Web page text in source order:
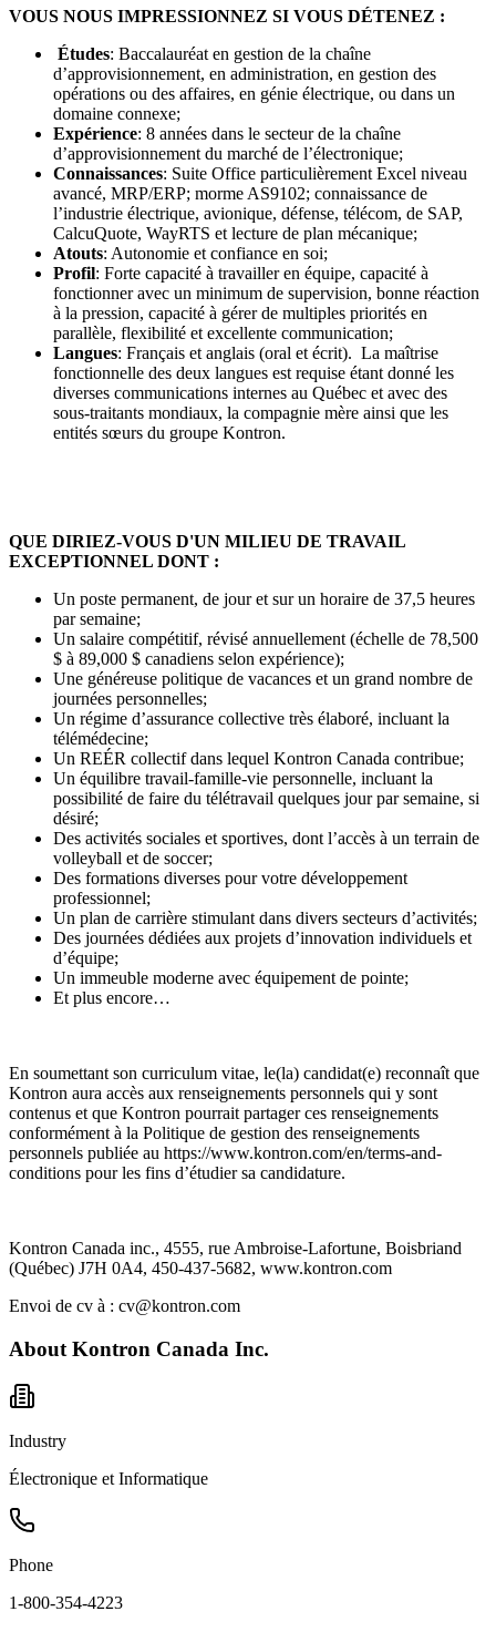
VOUS NOUS IMPRESSIONNEZ SI VOUS DÉTENEZ :
Études: Baccalauréat en gestion de la chaîne
d’approvisionnement, en administration, en gestion des
opérations ou des affaires, en génie électrique, ou dans un
domaine connexe;
Expérience: 8 années dans le secteur de la chaîne
d’approvisionnement du marché de l’électronique;
Connaissances: Suite Office particulièrement Excel niveau
avancé, MRP/ERP; morme AS9102; connaissance de
l’industrie électrique, avionique, défense, télécom, de SAP,
CalcuQuote, WayRTS et lecture de plan mécanique;
Atouts: Autonomie et confiance en soi;
Profil: Forte capacité à travailler en équipe, capacité à
fonctionner avec un minimum de supervision, bonne réaction
à la pression, capacité à gérer de multiples priorités en
parallèle, flexibilité et excellente communication;
Langues: Français et anglais (oral et écrit). La maîtrise
fonctionnelle des deux langues est requise étant donné les
diverses communications internes au Québec et avec des
sous-traitants mondiaux, la compagnie mère ainsi que les
entités sœurs du groupe Kontron.
QUE DIRIEZ-VOUS D'UN MILIEU DE TRAVAIL
EXCEPTIONNEL DONT :
Un poste permanent, de jour et sur un horaire de 37,5 heures
par semaine;
Un salaire compétitif, révisé annuellement (échelle de 78,500
$ à 89,000 $ canadiens selon expérience);
Une généreuse politique de vacances et un grand nombre de
journées personnelles;
Un régime d’assurance collective très élaboré, incluant la
télémédecine;
Un REÉR collectif dans lequel Kontron Canada contribue;
Un équilibre travail-famille-vie personnelle, incluant la
possibilité de faire du télétravail quelques jour par semaine, si
désiré;
Des activités sociales et sportives, dont l’accès à un terrain de
volleyball et de soccer;
Des formations diverses pour votre développement
professionnel;
Un plan de carrière stimulant dans divers secteurs d’activités;
Des journées dédiées aux projets d’innovation individuels et
d’équipe;
Un immeuble moderne avec équipement de pointe;
Et plus encore…
En soumettant son curriculum vitae, le(la) candidat(e) reconnaît que
Kontron aura accès aux renseignements personnels qui y sont
contenus et que Kontron pourrait partager ces renseignements
conformément à la Politique de gestion des renseignements
personnels publiée au https://www.kontron.com/en/terms-and-
conditions pour les fins d’étudier sa candidature.
Kontron Canada inc., 4555, rue Ambroise-Lafortune, Boisbriand
(Québec) J7H 0A4, 450-437-5682, www.kontron.com
Envoi de cv à : cv@kontron.com
About Kontron Canada Inc.
Industry
Électronique et Informatique
Phone
1-800-354-4223